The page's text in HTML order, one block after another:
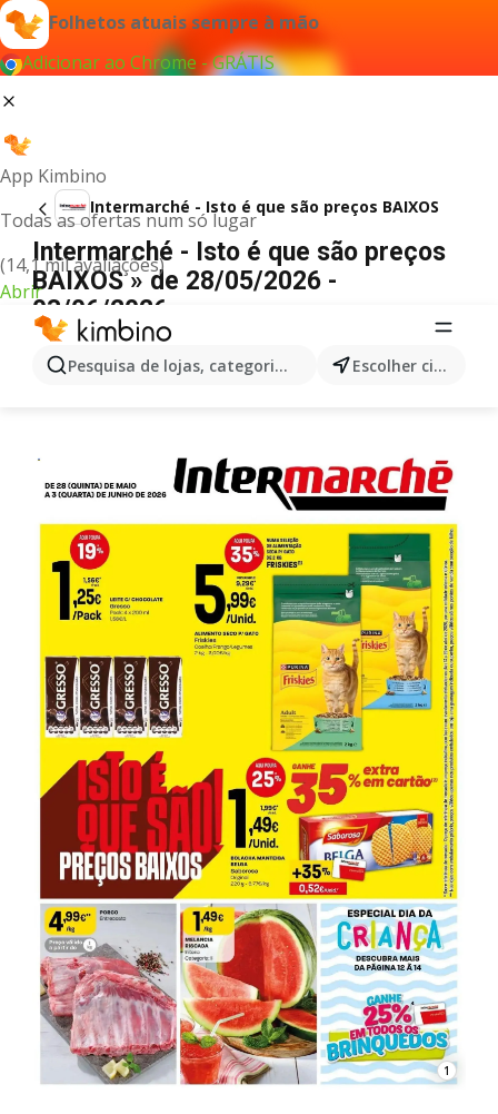
Folhetos atuais sempre à mão
Adicionar ao Chrome - GRÁTIS
App Kimbino
Todas as ofertas num só lugar
(14,1 mil avaliações)
Abrir
Pesquisa de lojas, categorias,produtos... Escolher cidade
Intermarché - Isto é que são preços BAIXOS
Intermarché - Isto é que são preços
BAIXOS » de 28/05/2026 -
03/06/2026
1